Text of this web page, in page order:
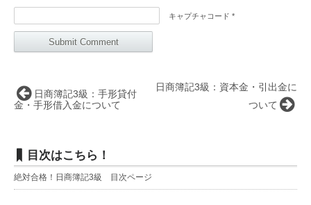
キャプチャコード *
日商簿記3級：資本金・引出金に
ついて
日商簿記3級：手形貸付
金・手形借入金について
目次はこちら！
絶対合格！日商簿記3級 目次ページ